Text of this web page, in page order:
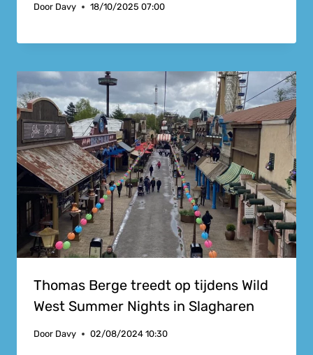
Door Davy 18/10/2025 07:00
Thomas Berge treedt op tijdens Wild
West Summer Nights in Slagharen
Door Davy 02/08/2024 10:30